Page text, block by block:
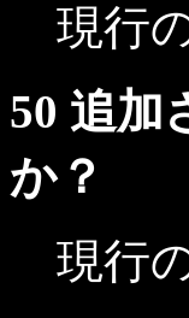
現行
50 追加
か？
現行